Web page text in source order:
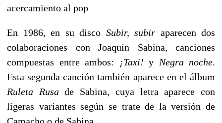
acercamiento al pop
En 1986, en su disco Subir, subir aparecen dos
colaboraciones con Joaquín Sabina, canciones
compuestas entre ambos:
¡Taxi! y Negra noche.
Esta segunda canción también aparece en el álbum
Ruleta Rusade Sabina, cuya letra aparece con
ligeras variantes según se trate de la versión de